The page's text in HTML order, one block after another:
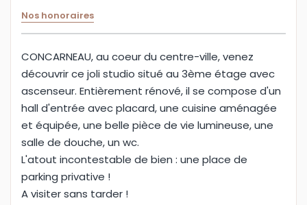
Nos honoraires
CONCARNEAU, au coeur du centre-ville, venez
découvrir ce joli studio situé au 3ème étage avec
ascenseur. Entièrement rénové, il se compose d'un
hall d'entrée avec placard, une cuisine aménagée
et équipée, une belle pièce de vie lumineuse, une
salle de douche, un wc.
L'atout incontestable de bien : une place de
parking privative !
A visiter sans tarder !